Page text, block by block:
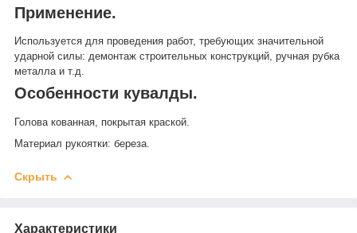
Применение.
Используется для проведения работ, требующих значительной
ударной силы: демонтаж строительных конструкций, ручная рубка
металла и т.д.
Особенности кувалды.
Голова кованная, покрытая краской.
Материал рукоятки: береза.
Скрыть
Характеристики